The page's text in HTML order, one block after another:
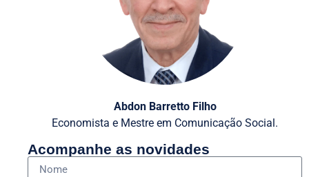
Abdon Barretto Filho
Economista e Mestre em Comunicação Social.
Acompanhe as novidades